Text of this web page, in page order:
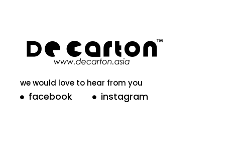
we would love to hear from you
facebook instagram